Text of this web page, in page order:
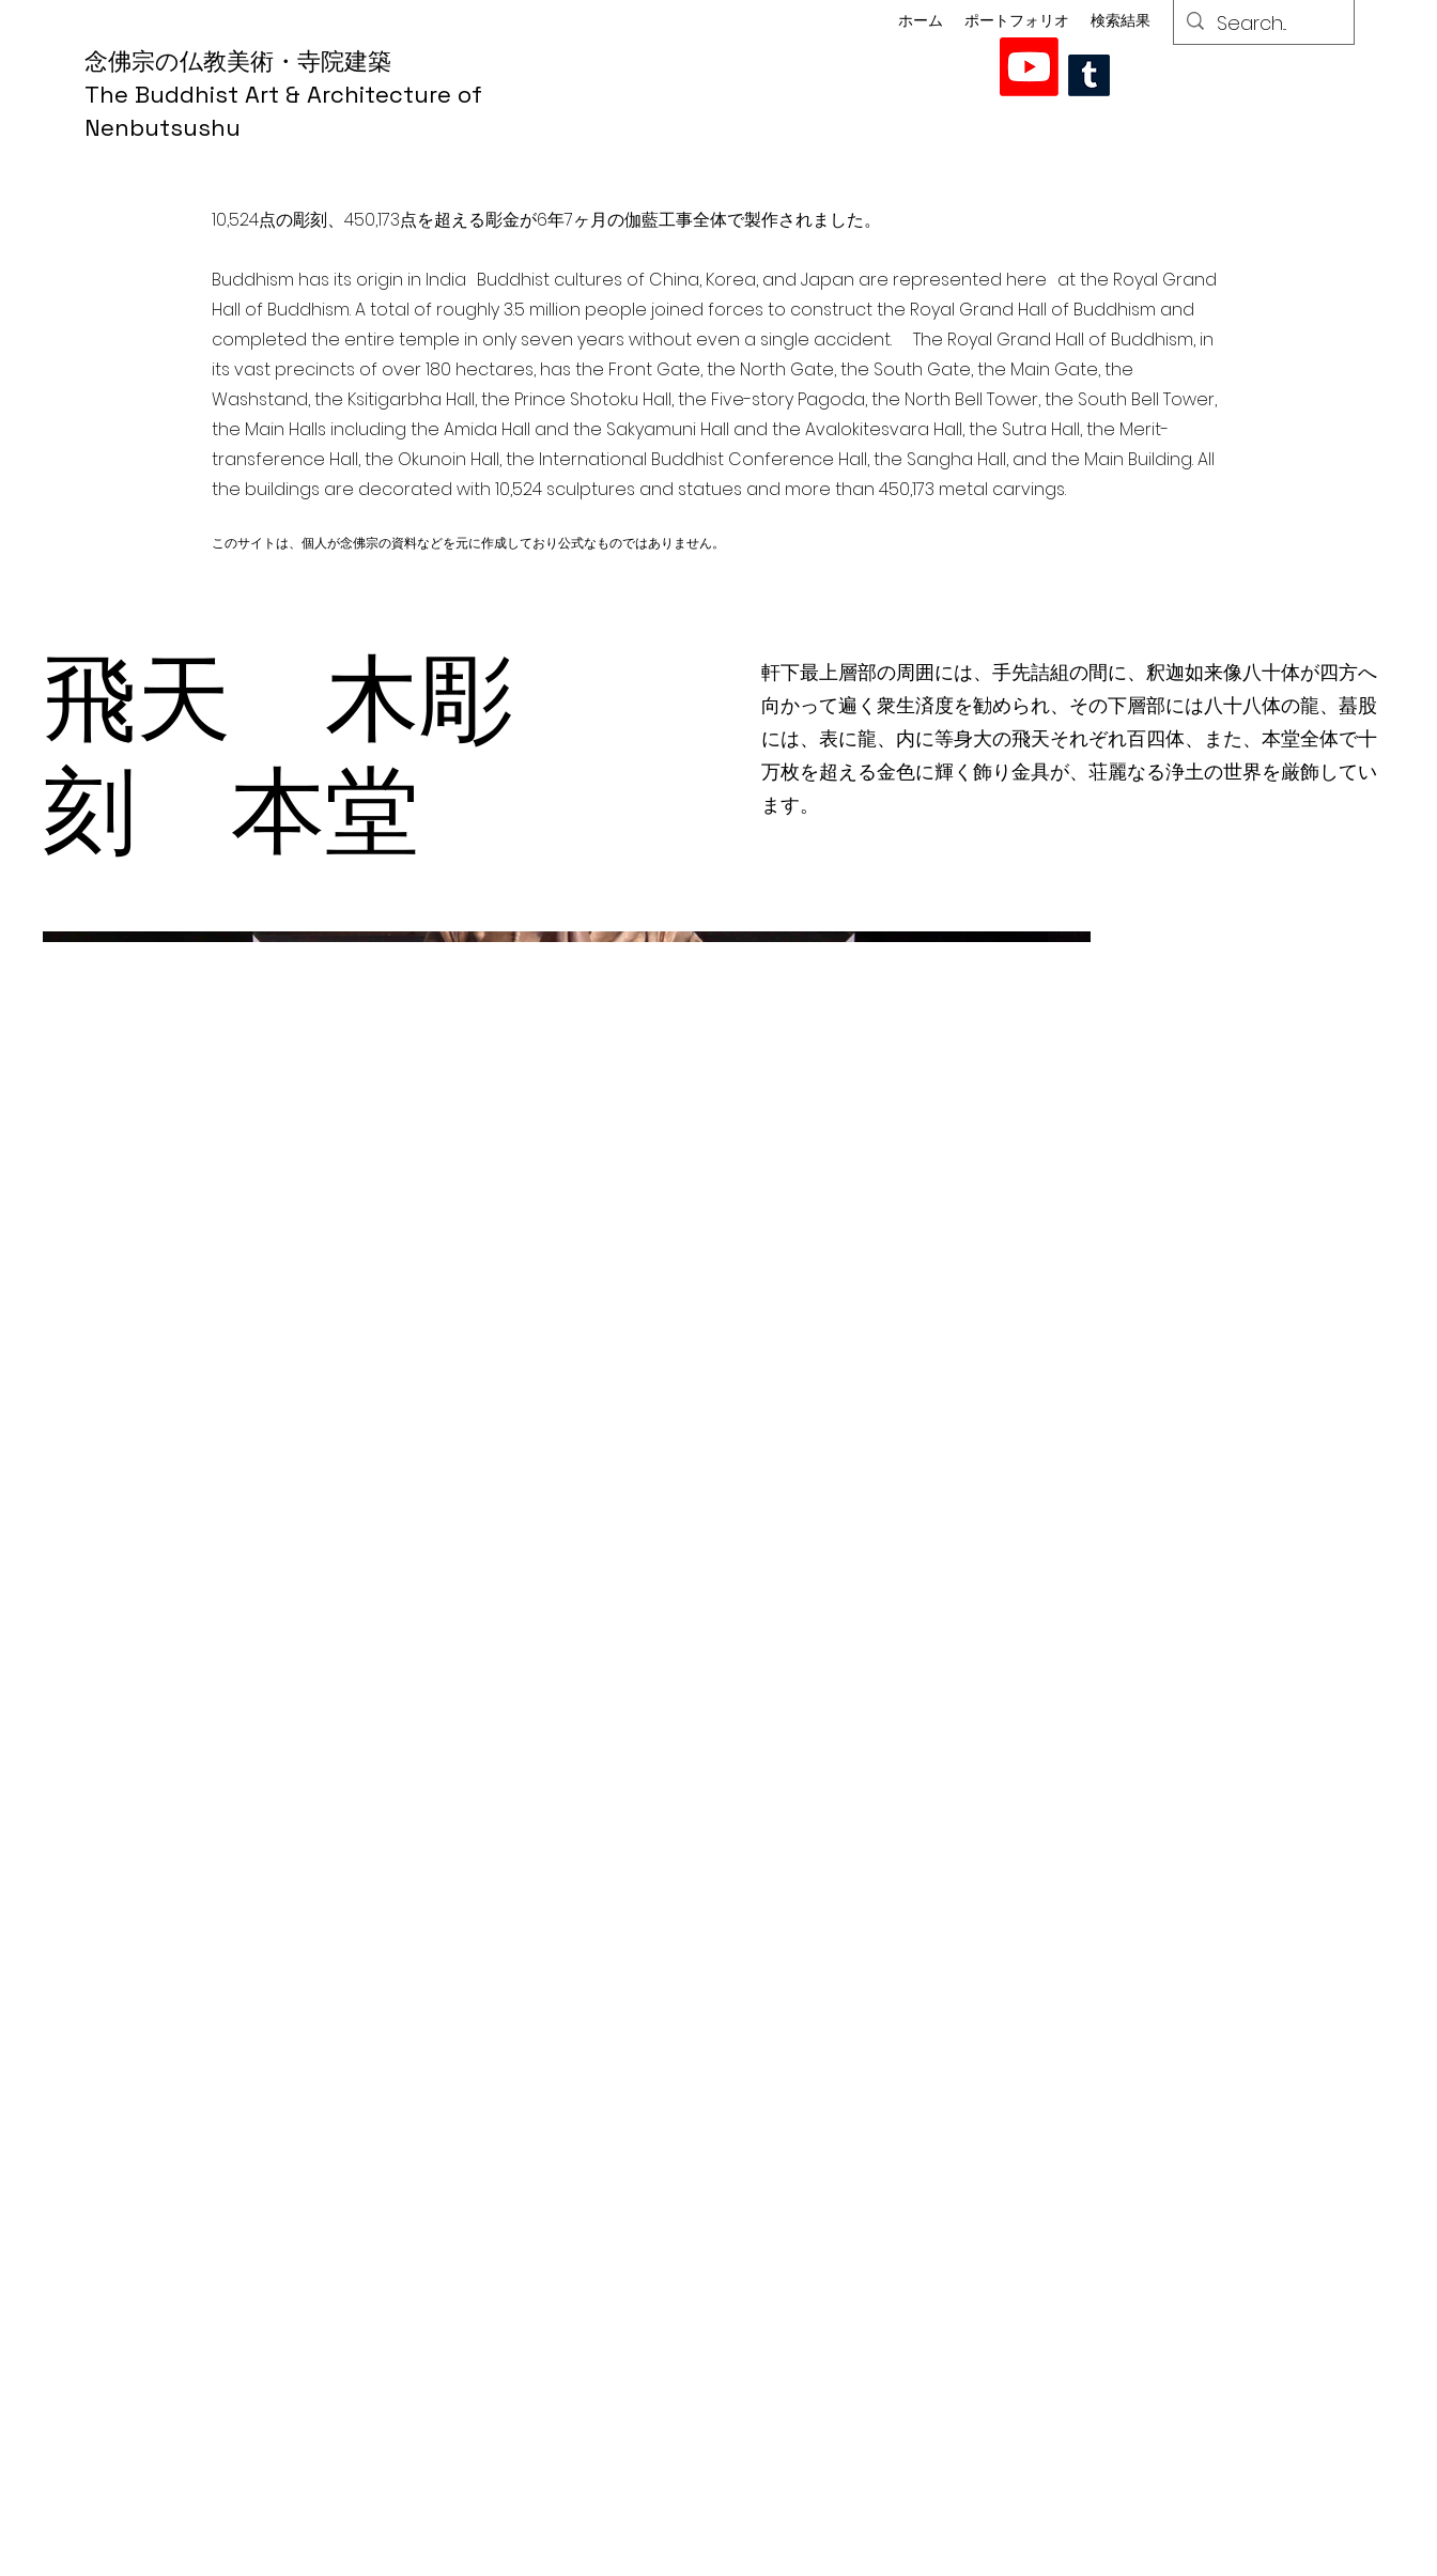
念佛宗の仏教美術・寺院建築
The Buddhist Art & Architecture of
Nenbutsushu
ホーム ポートフォリオ 検索結果
10,524点の彫刻、450,173点を超える彫金が6年7ヶ月の伽藍工事全体で製作されました。
Buddhism has its origin in India Buddhist cultures of China, Korea, and Japan are represented here at the Royal Grand
Hall of Buddhism. A total of roughly 3.5 million people joined forces to construct the Royal Grand Hall of Buddhism and
completed the entire temple in only seven years without even a single accident. The Royal Grand Hall of Buddhism, in
its vast precincts of over 180 hectares, has the Front Gate, the North Gate, the South Gate, the Main Gate, the
Washstand, the Ksitigarbha Hall, the Prince Shotoku Hall, the Five-story Pagoda, the North Bell Tower, the South Bell Tower,
the Main Halls including the Amida Hall and the Sakyamuni Hall and the Avalokitesvara Hall, the Sutra Hall, the Merit-
transference Hall, the Okunoin Hall, the International Buddhist Conference Hall, the Sangha Hall, and the Main Building. All
the buildings are decorated with 10,524 sculptures and statues and more than 450,173 metal carvings.
このサイトは、個人が念佛宗の資料などを元に作成しており公式なものではありません。
飛天 木彫
刻 本堂
軒下最上層部の周囲には、手先詰組の間に、釈迦如来像八十体が四方へ
向かって遍く衆生済度を勧められ、その下層部には八十八体の龍、蟇股
には、表に龍、内に等身大の飛天それぞれ百四体、また、本堂全体で十
万枚を超える金色に輝く飾り金具が、荘麗なる浄土の世界を厳飾してい
ます。